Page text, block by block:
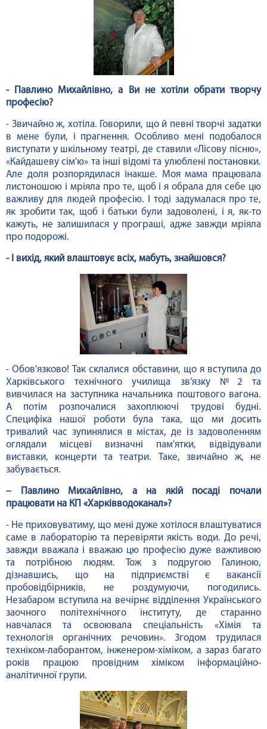
- Павлино Михайлівно, а Ви не хотіли обрати творчу
професію?
- Звичайно ж, хотіла. Говорили, що й певні творчі задатки
в мене були, і прагнення. Особливо мені подобалося
виступати у шкільному театрі, де ставили «Лісову пісню»,
«Кайдашеву сім'ю» та інші відомі та улюблені постановки.
Але доля розпорядилася інакше. Моя мама працювала
листоношою і мріяла про те, щоб і я обрала для себе цю
важливу для людей професію. І тоді задумалася про те,
як зробити так, щоб і батьки були задоволені, і я, як-то
кажуть, не залишилася у програші, адже завжди мріяла
про подорожі.
- І вихід, який влаштовує всіх, мабуть, знайшовся?
- Обов'язково! Так склалися обставини, що я вступила до
Харківського технічного училища зв'язку №2 та
вивчилася на заступника начальника поштового вагона.
А потім розпочалися захоплюючі трудові будні.
Специфіка нашої роботи була така, що ми досить
тривалий час зупинялися в містах, де із задоволенням
оглядали місцеві визначні пам'ятки, відвідували
виставки, концерти та театри. Таке, звичайно ж, не
забувається.
– Павлино Михайлівно, а на якій посаді почали
працювати на КП «Харківводоканал»?
- Не приховуватиму, що мені дуже хотілося влаштуватися
саме в лабораторію та перевіряти якість води. До речі,
завжди вважала і вважаю цю професію дуже важливою
та потрібною людям. Тож з подругою Галиною,
дізнавшись, що на підприємстві є вакансії
пробовідбірників, не роздумуючи, погодились.
Незабаром вступила на вечірнє відділення Українського
заочного політехнічного інституту, де старанно
навчалася та освоювала спеціальність «Хімія та
технологія органічних речовин». Згодом трудилася
техніком-лаборантом, інженером-хіміком, а зараз багато
років працюю провідним хіміком інформаційно-
аналітичної групи.